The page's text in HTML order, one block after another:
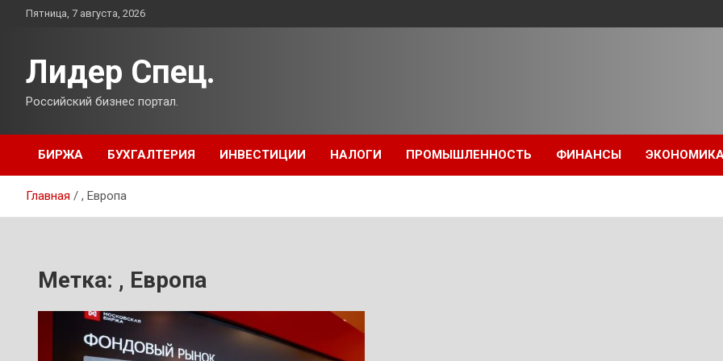
ПерейтиПятница, 7 августа, 2026
Лидер Спец.
Российский бизнес портал.
БИРЖА БУХГАЛТЕРИЯ ИНВЕСТИЦИИ НАЛОГИ ПРОМЫШЛЕННОСТЬ ФИНАНСЫ
Главная , Европа
Метка: , Европа